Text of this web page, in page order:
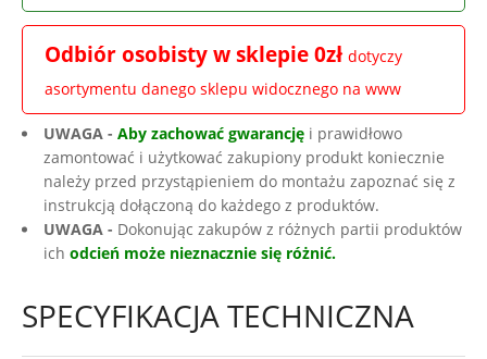
Odbiór osobisty w sklepie 0zł dotyczy
asortymentu danego sklepu widocznego na www
UWAGA - Aby zachować gwarancję i prawidłowo
zamontować i użytkować zakupiony produkt koniecznie
należy przed przystąpieniem do montażu zapoznać się z
instrukcją dołączoną do każdego z produktów.
UWAGA - Dokonując zakupów z różnych partii produktów
ich odcień może nieznacznie się różnić.
SPECYFIKACJA TECHNICZNA